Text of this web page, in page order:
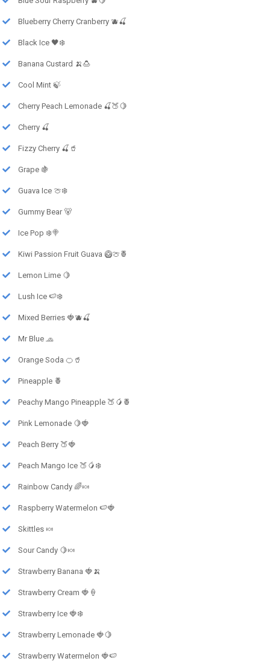
Blueberry Cherry Cranberry 🫐🍒
Black Ice 🖤❄️
Banana Custard 🍌🍮
Cool Mint 🍃
Cherry Peach Lemonade 🍒🍑🍋
Cherry 🍒
Fizzy Cherry 🍒🥤
Grape 🍇
Guava Ice 🍈❄️
Gummy Bear 🐻
Ice Pop ❄️🍭
Kiwi Passion Fruit Guava 🥝🍈🍍
Lemon Lime 🍋
Lush Ice 🍉❄️
Mixed Berries 🍓🫐🍒
Mr Blue 🧢
Orange Soda 🍊🥤
Pineapple 🍍
Peachy Mango Pineapple 🍑🥭🍍
Pink Lemonade 🍋🍓
Peach Berry 🍑🍓
Peach Mango Ice 🍑🥭❄️
Rainbow Candy 🌈🍬
Raspberry Watermelon 🍉🍓
Skittles 🍬
Sour Candy 🍋🍬
Strawberry Banana 🍓🍌
Strawberry Cream 🍓🍦
Strawberry Ice 🍓❄️
Strawberry Lemonade 🍓🍋
Strawberry Watermelon 🍓🍉